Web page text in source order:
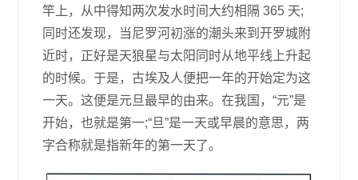
竿上，从中得知两次发水时间大约相隔 365 天;
同时还发现，当尼罗河初涨的潮头来到开罗城附
近时，正好是天狼星与太阳同时从地平线上升起
的时候。于是，古埃及人便把一年的开始定为这
一天。这便是元旦最早的由来。在我国，“元”是
开始，也就是第一;“旦”是一天或早晨的意思，两
字合称就是指新年的第一天了。